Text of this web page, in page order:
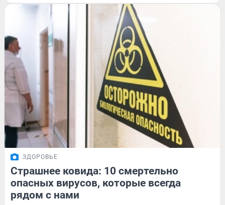
ЗДОРОВЬЕ
Страшнее ковида: 10 смертельно
опасных вирусов, которые всегда
рядом с нами